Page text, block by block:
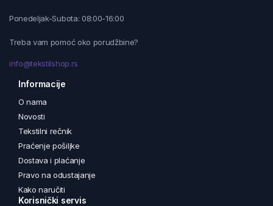
Ponedeljak-Subota: 08:00-16:00
Treba vam pomoć oko porudžbine?
info@tekstilshop.rs
Informacije
O nama
Novosti
Tekstilni rečnik
Praćenje pošiljke
Dostava i plaćanje
Pravo na odustajanje
Kako naručiti
Korisnički servis